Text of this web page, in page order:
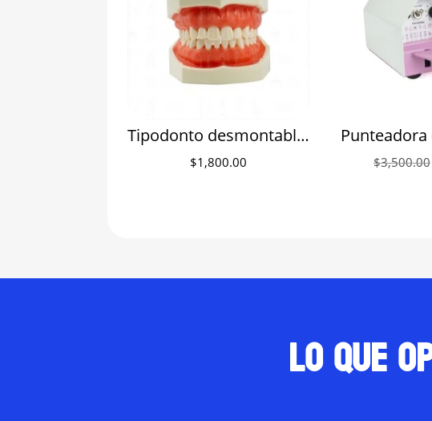
Tipodonto desmontable de encía suave tipo Nissi con Articulación Metálica
$1,800.00 $3,500.00
Lo que